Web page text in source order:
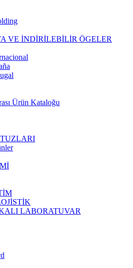
VE İNDİRİLEBİLİR ÖGELER
Ürün Kataloğu
LABORATUVAR